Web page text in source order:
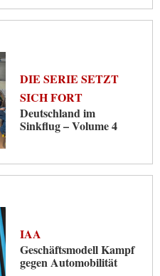
DIE SERIE SETZT
SICH FORT
Deutschland im
Sinkflug – Volume 4
IAA
Geschäftsmodell Kampf
gegen Automobilität